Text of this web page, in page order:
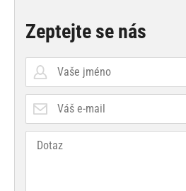
Zeptejte se nás